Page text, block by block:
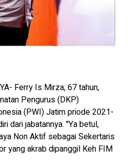
Ferry Is Mirza, 67 tahun,
Pengurus (DKP)
(PWI) Jatim priode 2021-
dari jabatannya. "Ya betul,
Non Aktif sebagai Sekertaris
yang akrab dipanggil Keh FIM